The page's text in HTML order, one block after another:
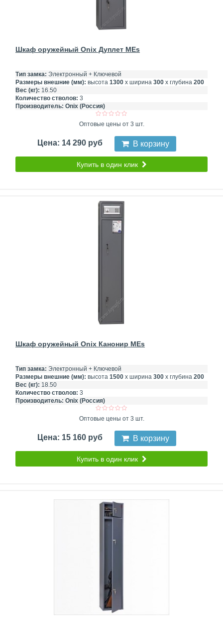
Шкаф оружейный Onix Дуплет MEs
Тип замка: Электронный + Ключевой
Размеры внешние (мм): высота 1300 х ширина 300 х глубина 200
Вес (кг): 16.50
Количество стволов: 3
Производитель: Onix (Россия)
Оптовые цены от 3 шт.
Цена: 14 290 руб В корзину
Купить в один клик
Шкаф оружейный Onix Канонир MEs
Тип замка: Электронный + Ключевой
Размеры внешние (мм): высота 1500 х ширина 300 х глубина 200
Вес (кг): 18.50
Количество стволов: 3
Производитель: Onix (Россия)
Оптовые цены от 3 шт.
Цена: 15 160 руб В корзину
Купить в один клик